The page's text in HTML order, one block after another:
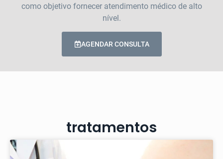
como objetivo fornecer atendimento médico de alto
nível.
AGENDAR CONSULTA
tratamentos